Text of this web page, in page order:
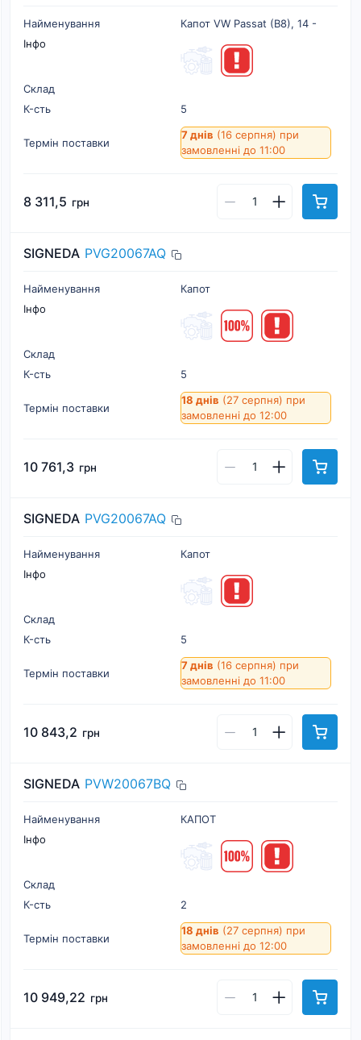
Найменування
Капот VW Passat (B8), 14 -
Інфо
Склад
К-cть
5
Термін поставки
7 днів (16 серпня) при
замовленні до 11:00
8 311,5 грн
SIGNEDA PVG20067AQ
Найменування
Капот
Інфо
Склад
К-cть
5
Термін поставки
18 днів (27 серпня) при
замовленні до 12:00
10 761,3 грн
SIGNEDA PVG20067AQ
Найменування
Капот
Інфо
Склад
К-cть
5
Термін поставки
7 днів (16 серпня) при
замовленні до 11:00
10 843,2 грн
SIGNEDA PVW20067BQ
Найменування
КАПОТ
Інфо
Склад
К-cть
2
Термін поставки
18 днів (27 серпня) при
замовленні до 12:00
10 949,22 грн